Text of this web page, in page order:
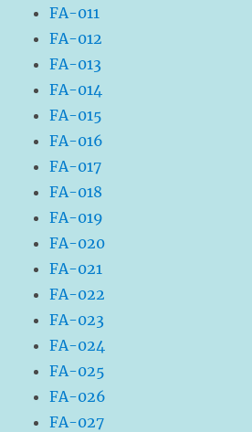
FA-011
FA-012
FA-013
FA-014
FA-015
FA-016
FA-017
FA-018
FA-019
FA-020
FA-021
FA-022
FA-023
FA-024
FA-025
FA-026
FA-027